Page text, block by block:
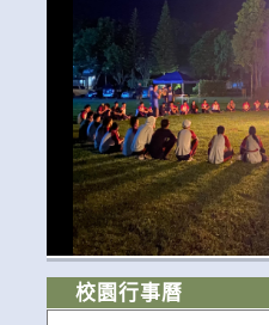
校園行事曆